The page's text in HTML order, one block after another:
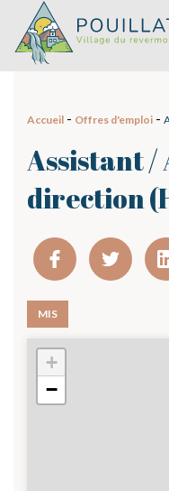
Panneau de gestion des
Accueil - Offres d'emploi -
Assistant /
direction
MIS
01 - Izernore
+
−